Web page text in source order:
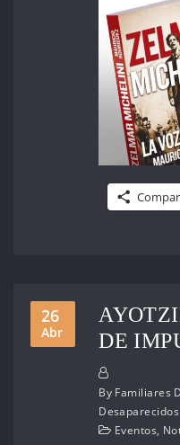
26
Abr
DE
By Familiares
Desaparecidos
Eventos,